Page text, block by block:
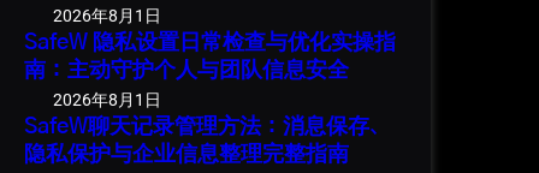
2026年8月1日
SafeW 隐私设置日常检查与优化实操指
南：主动守护个人与团队信息安全
2026年8月1日
SafeW聊天记录管理方法：消息保存、
隐私保护与企业信息整理完整指南